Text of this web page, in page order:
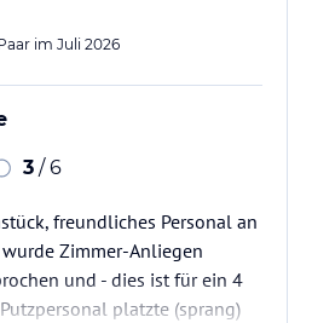
im Juli 2026
3 / 6
freundliches Personal an
Zimmer-Anliegen
und - dies ist für ein 4
platzte (sprang)